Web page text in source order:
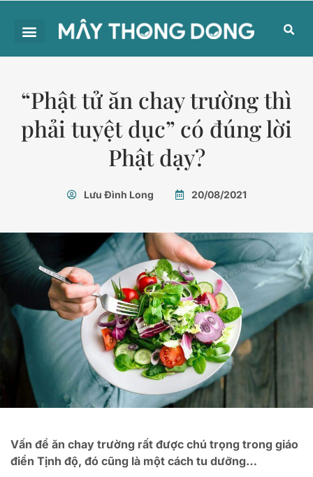
“Phật tử ăn chay trường thì
phải tuyệt dục” có đúng lời
Phật dạy?
Lưu Đình Long 20/08/2021
Vấn đề ăn chay trường rất được chú trọng trong giáo
điển Tịnh độ, đó cũng là một cách tu dưỡng…